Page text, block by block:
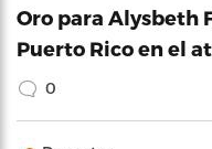
Oro para Alysbeth
Puerto Rico en el
0